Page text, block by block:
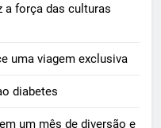
a força das culturas
uma viagem exclusiva
diabetes
um mês de diversão e